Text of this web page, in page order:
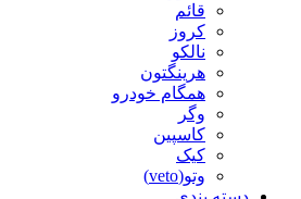
قائم
کروز
نالکو
هرینگتون
همگام خودرو
وگر
کاسپین
کیک
وتو(veto)